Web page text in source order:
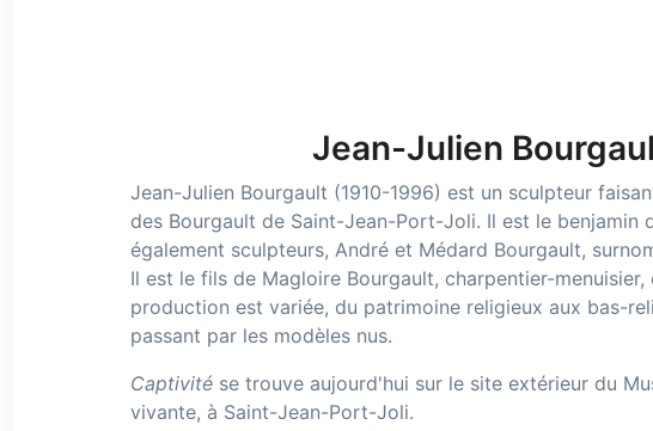
Jean-Julien
Jean-Julien Bourgault (1910-1996) est un sculpteur
des Bourgault de Saint-Jean-Port-Joli. Il est le benjamin
également sculpteurs, André et Médard Bourgault,
Il est le fils de Magloire Bourgault, charpentier-menuisier,
production est variée, du patrimoine religieux aux bas-
passant par les modèles nus.
Captivité se trouve aujourd'hui sur le site extérieur du
vivante, à Saint-Jean-Port-Joli.